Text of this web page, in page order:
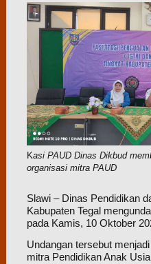
Kasi PAUD Dinas Dikbud
organisasi mitra PAUD
Slawi – Dinas Pendidikan
Kabupaten Tegal
pada Kamis, 10 Oktober
Undangan tersebut
mitra Pendidikan Anak